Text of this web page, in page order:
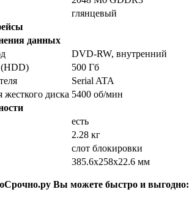
глянцевый
данных
DVD-RW, внутренний
(HDD)
500 Гб
Serial ATA
диска 5400 об/мин
есть
2.28 кг
слот блокировки
385.6x258x22.6 мм
Вы можете быстро и выгодно: